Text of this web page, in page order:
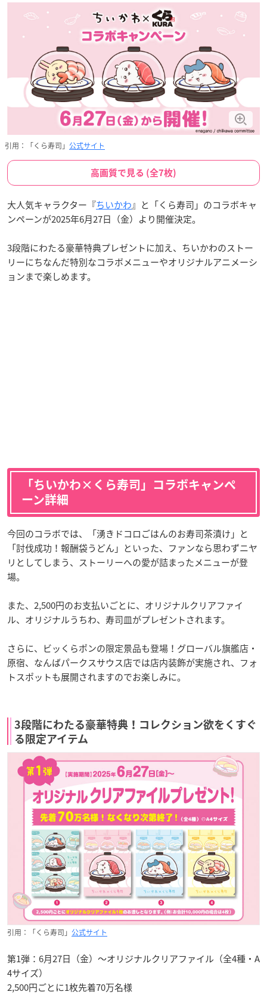
引用：「くら寿司」 公式サイト
高画質で見る (全7枚)
大人気キャラクター『ちいかわ』と「くら寿司」のコラボキャ
ンペーンが2025年6月27日（金）より開催決定。
3段階にわたる豪華特典プレゼントに加え、ちいかわのストー
リーにちなんだ特別なコラボメニューやオリジナルアニメーシ
ョンまで楽しめます。
「ちいかわ×くら寿司」コラボキャンペ
ーン詳細
今回のコラボでは、「湧きドコロごはんのお寿司茶漬け」と
「討伐成功！報酬袋うどん」といった、ファンなら思わずニヤ
リとしてしまう、ストーリーへの愛が詰まったメニューが登
場。
また、2,500円のお支払いごとに、オリジナルクリアファイ
ル、オリジナルうちわ、寿司皿がプレゼントされます。
さらに、ビッくらポンの限定景品も登場！グローバル旗艦店・
原宿、なんばパークスサウス店では店内装飾が実施され、フォ
トスポットも展開されますのでお楽しみに。
3段階にわたる豪華特典！コレクション欲をくすぐ
る限定アイテム
引用：「くら寿司」 公式サイト
第1弾：6月27日（金）～オリジナルクリアファイル（全4種・A
4サイズ）
2,500円ごとに1枚先着70万名様